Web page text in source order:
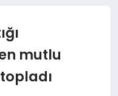
mutlu